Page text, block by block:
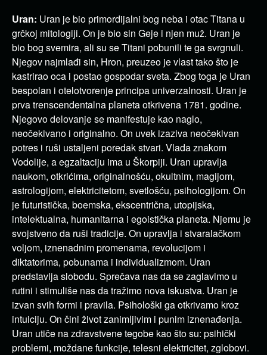
Uran: Uran je bio primordijalni bog neba i otac Titana u
grčkoj mitologiji. On je bio sin Geje i njen muž. Uran je
bio bog svemira, ali su se Titani pobunili te ga svrgnuli.
Njegov najmlađi sin, Hron, preuzeo je vlast tako što je
kastrirao oca i postao gospodar sveta. Zbog toga je Uran
bespolan i otelotvorenje principa univerzalnosti. Uran je
prva trenscendentalna planeta otkrivena 1781. godine.
Njegovo delovanje se manifestuje kao naglo,
neočekivano i originalno. On uvek izaziva neočekivan
potres i ruši ustaljeni poredak stvari. Vlada znakom
Vodolije, a egzaltaciju ima u Škorpiji. Uran upravlja
naukom, otkrićima, originalnošću, okultnim, magijom,
astrologijom, elektricitetom, svetlošću, psihologijom. On
je futuristička, boemska, ekscentrična, utopijska,
intelektualna, humanitarna i egoistička planeta. Njemu je
svojstveno da ruši tradicije. On upravlja i stvaralačkom
voljom, iznenadnim promenama, revolucijom i
diktatorima, pobunama i individualizmom. Uran
predstavlja slobodu. Sprečava nas da se zaglavimo u
rutini i stimuliše nas da tražimo nova iskustva. Uran je
izvan svih formi i pravila. Psihološki ga otkrivamo kroz
intuiciju. On čini život zanimljivim i punim iznenađenja.
Uran utiče na zdravstvene tegobe kao što su: psihički
problemi, moždane funkcije, telesni elektricitet, zglobovi.